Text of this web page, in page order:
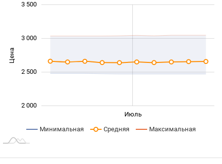
Цена
2 000
3 500
3 000
2 500
Июль
Минимальная Средняя Максимальная